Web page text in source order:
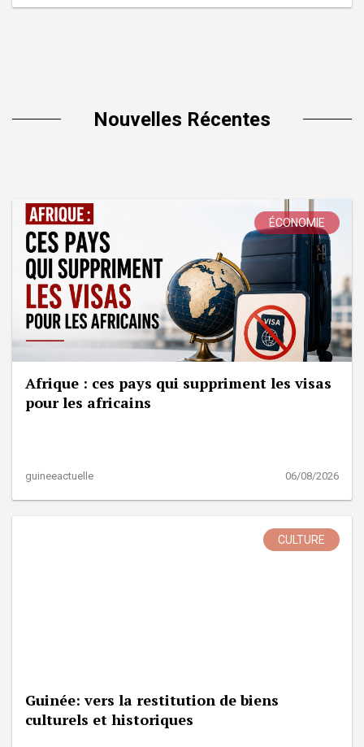
Nouvelles Récentes
ÉCONOMIE
Afrique : ces pays qui suppriment les visas
pour les africains
guineeactuelle 06/08/2026
CULTURE
Guinée: vers la restitution de biens
culturels et historiques